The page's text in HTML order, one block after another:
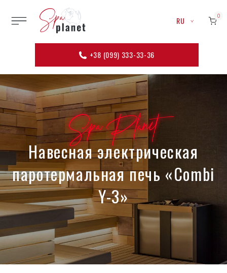
+38 (099) 333-33-36
RU 0
Spa Planet
Навесная электрическая
паротермальная печь «Combi
Y-3»